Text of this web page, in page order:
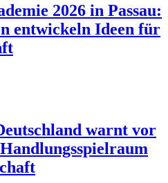
2026 in Passau:
entwickeln Ideen für
warnt vor